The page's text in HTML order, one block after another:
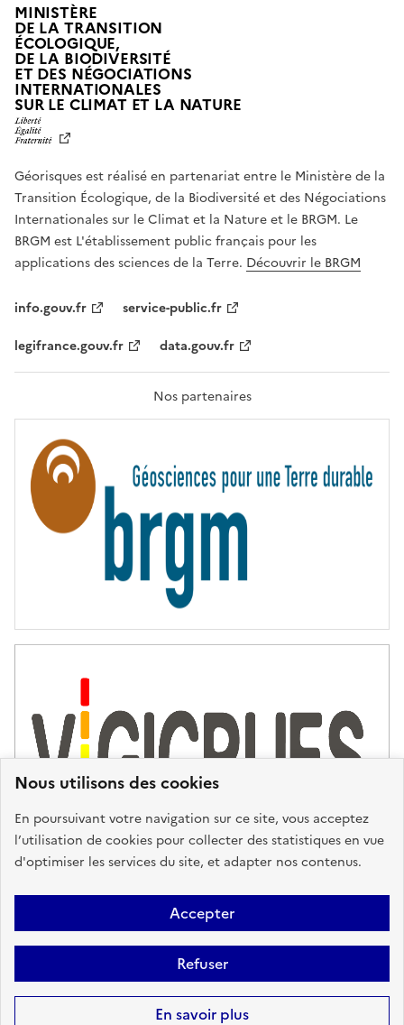
Nous utilisons des cookies
En poursuivant votre navigation sur ce site, vous acceptez
l’utilisation de cookies pour collecter des statistiques en vue
d'optimiser les services du site, et adapter nos contenus.
Accepter
Refuser
En savoir plus
MINISTÈRE
DE LA TRANSITION
ÉCOLOGIQUE,
DE LA BIODIVERSITÉ
ET DES NÉGOCIATIONS
INTERNATIONALES
SUR LE CLIMAT ET LA NATUREL
T
É
,
É
G
A
L
F
A
T
R
T
É
Géorisques est réalisé en partenariat entre le Ministère de la
Transition Écologique, de la Biodiversité et des Négociations
Internationales sur le Climat et la Nature et le BRGM. Le
BRGM est L'établissement public français pour les
applications des sciences de la Terre. Découvrir le BRGM
info.gouv.fr
service-public.fr
legifrance.gouv.fr
data.gouv.fr
Nos partenaires
Plan du site Accessibilité : partiellement conforme
Mentions
Légales
Données personnelles Gestion des cookies
FAQ
Sauf mention contraire, tous les contenus de ce site sont sous